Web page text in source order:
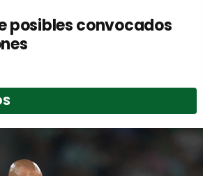
posibles convocados